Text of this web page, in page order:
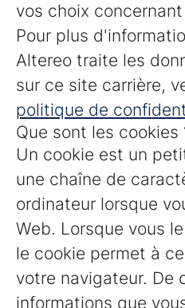
vos choix
Pour plus
Altereo traite les
sur ce site carrière,
politique de
Que sont les cookies
Un cookie est un
une chaîne de
ordinateur lorsque
Web. Lorsque vous
le cookie permet à
votre navigateur. De
informations que